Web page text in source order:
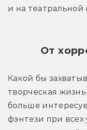
и на театральной
От
Какой бы
творческая
больше
фэнтези при всех